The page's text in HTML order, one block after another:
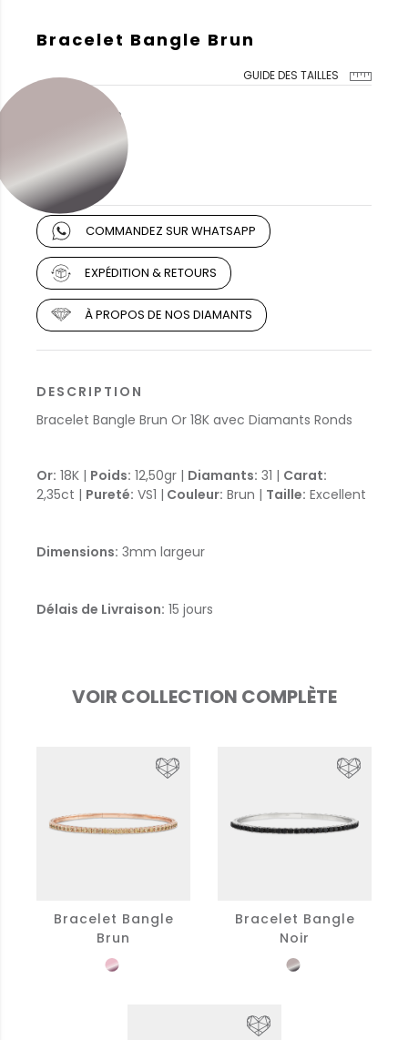
Bracelet Bangle Brun
GUIDE DES TAILLES
COULEUR DE L'OR
COMMANDEZ SUR WHATSAPP
EXPÉDITION & RETOURS
À PROPOS DE NOS DIAMANTS
DESCRIPTION
Bracelet Bangle Brun Or 18K avec Diamants Ronds
Or: 18K | Poids: 12,50gr | Diamants: 31 | Carat:
2,35ct | Pureté: VS1 | Couleur: Brun | Taille: Excellent
Dimensions: 3mm largeur
Délais de Livraison: 15 jours
VOIR COLLECTION COMPLÈTE
Bracelet Bangle
Brun
Bracelet Bangle
Noir